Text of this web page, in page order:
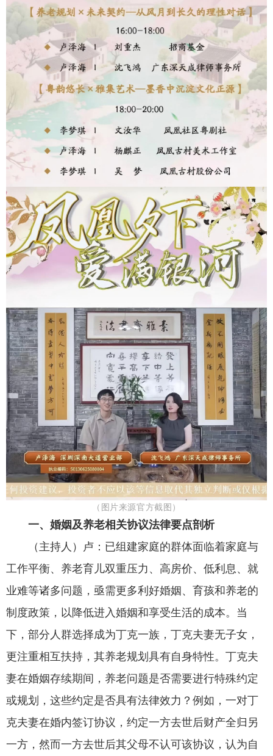
（图片来源官方截图）
一、婚姻及养老相关协议法律要点剖析
（主持人）卢： 已组建家庭的群体面临着家庭与
工作平衡、养老育儿双重压力、高房价、低利息、就
业难等诸多问题，亟需更多利好婚姻、育孩和养老的
制度政策，以降低进入婚姻和享受生活的成本。当
下，部分人群选择成为丁克一族，丁克夫妻无子女，
更注重相互扶持，其养老规划具有自身特性。丁克夫
妻在婚姻存续期间，养老问题是否需要进行特殊约定
或规划，这些约定是否具有法律效力？例如，一对丁
克夫妻在婚内签订协议，约定一方去世后财产全归另
一方，然而一方去世后其父母不认可该协议，认为自